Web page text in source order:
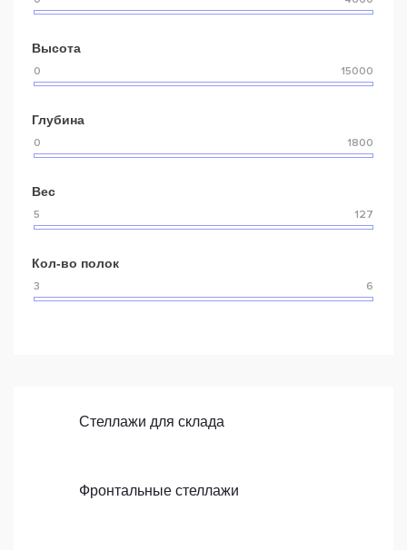
Высота
Глубина
Вес
Кол-во полок
Стеллажи для склада
Фронтальные стеллажи